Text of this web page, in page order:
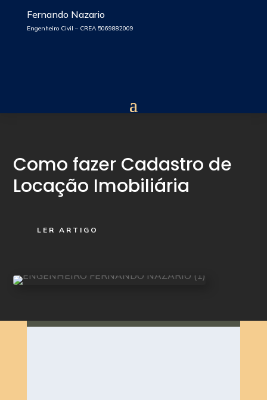
Fernando Nazario
Engenheiro Civil – CREA 5069882009
Como fazer Cadastro de
Locação Imobiliária
LER ARTIGO